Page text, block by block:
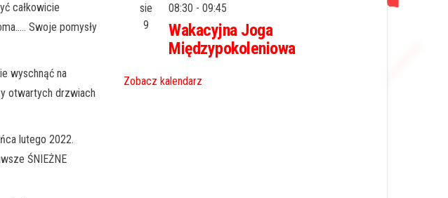
całkowicie
Swoje pomysły
wyschnąć na
otwartych drzwiach
lutego 2022.
ŚNIEŻNE
sie
9
08:30 - 09:45
Wakacyjna Joga
Międzypokoleniowa
Zobacz kalendarz